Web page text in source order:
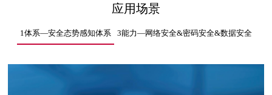
应用场景
1体系—安全态势感知体系 3能力—网络安全&密码安全&数据安全